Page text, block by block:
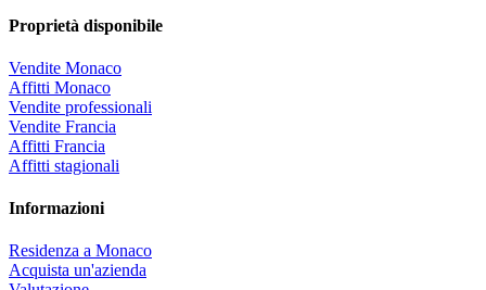
Proprietà disponibile
Vendite Monaco
Affitti Monaco
Vendite professionali
Vendite Francia
Affitti Francia
Affitti stagionali
Informazioni
Residenza a Monaco
Acquista un'azienda